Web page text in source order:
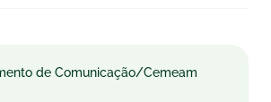
de Comunicação/Cemeam